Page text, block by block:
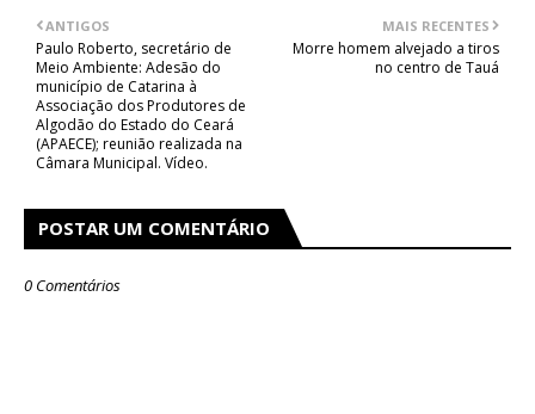
MAIS RECENTES
Morre homem alvejado a tiros
no centro de Tauá
ANTIGOS
Paulo Roberto, secretário de
Meio Ambiente: Adesão do
município de Catarina à
Associação dos Produtores de
Algodão do Estado do Ceará
(APAECE); reunião realizada na
Câmara Municipal. Vídeo.
POSTAR UM COMENTÁRIO
0 Comentários